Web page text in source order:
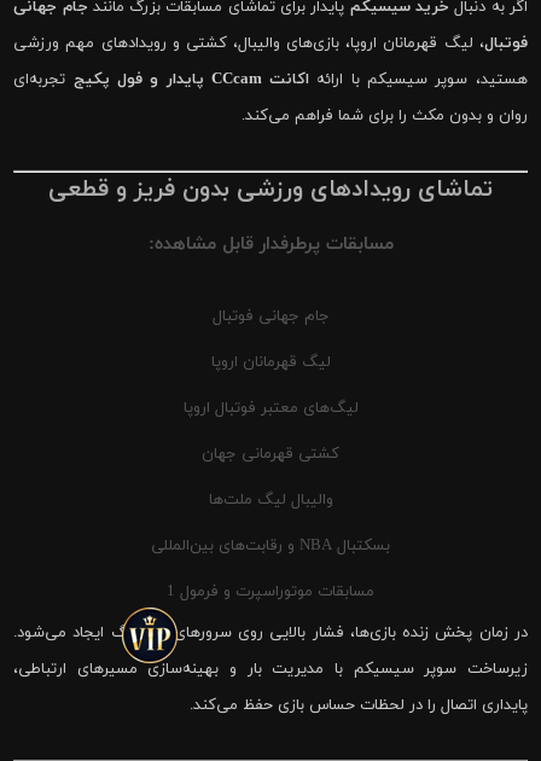
اگر به دنبال خرید سیسیکم پایدار برای تماشای مسابقات بزرگ مانند جام جهانی
فوتبال، لیگ قهرمانان اروپا، بازی‌های والیبال، کشتی و رویدادهای مهم ورزشی
هستید، سوپر سیسیکم با ارائه اکانت CCcam پایدار و فول پکیج
تجربه‌ای
روان و بدون مکث را برای شما فراهم می‌کند.
تماشای رویدادهای ورزشی بدون فریز و قطعی
مسابقات پرطرفدار قابل مشاهده:
جام جهانی فوتبال
لیگ قهرمانان اروپا
لیگ‌های معتبر فوتبال اروپا
کشتی قهرمانی جهان
والیبال لیگ ملت‌ها
بسکتبال NBA و رقابت‌های بین‌المللی
مسابقات موتوراسپرت و فرمول 1
در زمان پخش زنده بازی‌ها، فشار بالایی روی سرورهای شیرینگ ایجاد می‌شود.
زیرساخت سوپر سیسیکم با مدیریت بار و بهینه‌سازی مسیرهای ارتباطی،
پایداری اتصال را در لحظات حساس بازی حفظ می‌کند.